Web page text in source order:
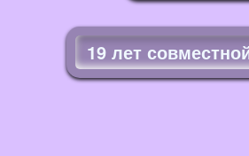
19 лет